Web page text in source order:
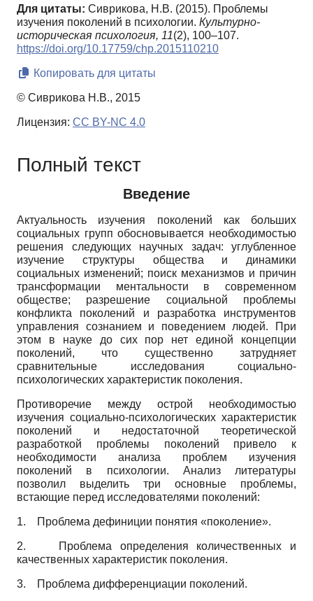
Для цитаты: Сиврикова, Н.В. (2015). Проблемы
изучения поколений в психологии. Культурно-
историческая психология, 11(2), 100–107.
https://doi.org/10.17759/chp.2015110210
Копировать для цитаты
© Сиврикова Н.В., 2015
Лицензия: CC BY-NC 4.0
Полный текст
Введение
Актуальность изучения поколений как больших
социальных групп обосновывается необходимостью
решения следующих научных задач: углубленное
изучение структуры общества и динамики
социальных изменений; поиск механизмов и причин
трансформации ментальности в современном
обществе; разрешение социальной проблемы
конфликта поколений и разработка инструментов
управления сознанием и поведением людей. При
этом в науке до сих пор нет единой концепции
поколений, что существенно затрудняет
сравнительные исследования социально-
психологических характеристик поколения.
Противоречие между острой необходимостью
изучения социально-психологических характеристик
поколений и недостаточной теоретической
разработкой проблемы поколений привело к
необходимости анализа проблем изучения
поколений в психологии. Анализ литературы
позволил выделить три основные проблемы,
встающие перед исследователями поколений:
1. Проблема дефиниции понятия «поколение».
2.
Проблема определения количественных и
качественных характеристик поколения.
3. Проблема дифференциации поколений.